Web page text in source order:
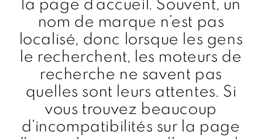
nom de marque n’est pas
localisé, donc lorsque les gens
le recherchent, les moteurs de
recherche ne savent pas
quelles sont leurs attentes. Si
vous trouvez beaucoup
d’incompatibilités sur la page